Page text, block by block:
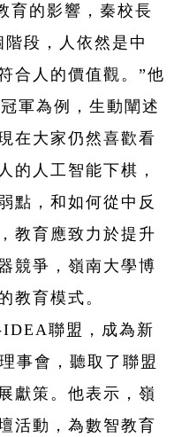
育的影響，秦校長
段，人依然是中
合人的價值觀。”他
軍為例，生動闡述
在大家仍然喜歡看
的人工智能下棋，
點， 和如何從中反
教育應致力於提升
競爭， 嶺南大學博
教育模式。
聯盟，成為新
事會，聽取了聯盟
獻策。他表示， 嶺
活動， 為數智教育